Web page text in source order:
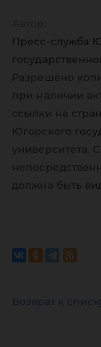
Пресс-служба
Разрешено
при наличии
ссылки на
Югорского
университета.
должна быть
Возврат к